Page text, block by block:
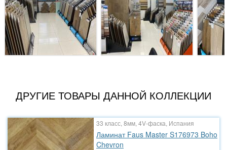
ДРУГИЕ ТОВАРЫ ДАННОЙ КОЛЛЕКЦИИ
33 класс, 8мм, 4V-фаска, Испания
Ламинат Faus Master S176973 Boho
Chevron